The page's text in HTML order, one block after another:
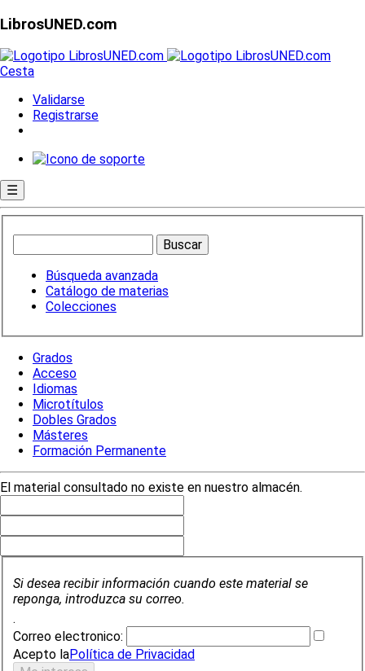
LibrosUNED.com
Cesta
Validarse
Registrarse
☰
Búsqueda avanzada
Catálogo de materias
Colecciones
Grados
Acceso
Idiomas
Microtítulos
Dobles Grados
Másteres
Formación Permanente
El material consultado no existe en nuestro almacén.
Si desea recibir información cuando este material se
reponga, introduzca su correo.
.
Correo electronico:
Acepto laPolítica de Privacidad